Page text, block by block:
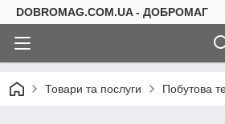
DOBROMAG.COM.UA - ДОБРОМАГ
Товари та послуги Побутова